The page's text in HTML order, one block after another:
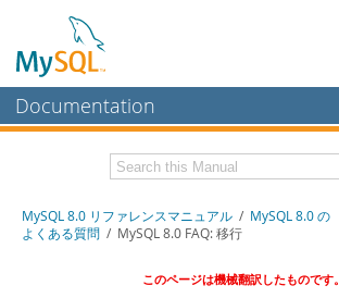
Documentation
MySQL Enterprise
Workbench
Download this Manual
MySQL 8.0 リファレンスマニュアル / MySQL 8.0 の
よくある質問 / MySQL 8.0 FAQ: 移行
このページは機械翻訳したものです。